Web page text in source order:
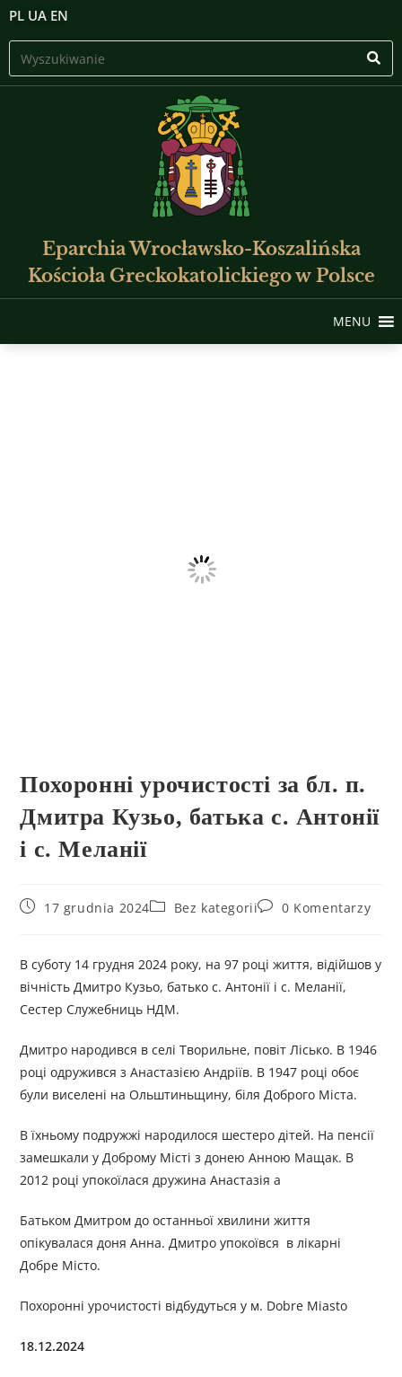
PL UA EN
Eparchia Wrocławsko-Koszalińska
Kościoła Greckokatolickiego w Polsce
MENU
Похоронні урочистості за бл. п.
Дмитра Кузьо, батька с. Антонії
і с. Меланії
17 grudnia 2024 Bez kategorii 0 Komentarzy
В суботу 14 грудня 2024 року, на 97 році життя, відійшов у
вічність Дмитро Кузьо, батько с. Антонії і с. Меланії,
Сестер Служебниць НДМ.
Дмитро народився в селі Творильне, повіт Лісько. В 1946
році одружився з Анастазією Андріїв. В 1947 році обоє
були виселені на Ольштиньщину, біля Доброго Міста.
В їхньому подружжі народилося шестеро дітей. На пенсії
замешкали у Доброму Місті з донею Анною Мащак. В
2012 році упокоїлася дружина Анастазія а
Батьком Дмитром до останньої хвилини життя
опікувалася доня Анна. Дмитро упокоївся в лікарні
Добре Місто.
Похоронні урочистості відбудуться у м. Dobre Miasto
18.12.2024